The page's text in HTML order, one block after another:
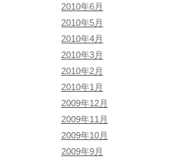
2010年6月
2010年5月
2010年4月
2010年3月
2010年2月
2010年1月
2009年12月
2009年11月
2009年10月
2009年9月